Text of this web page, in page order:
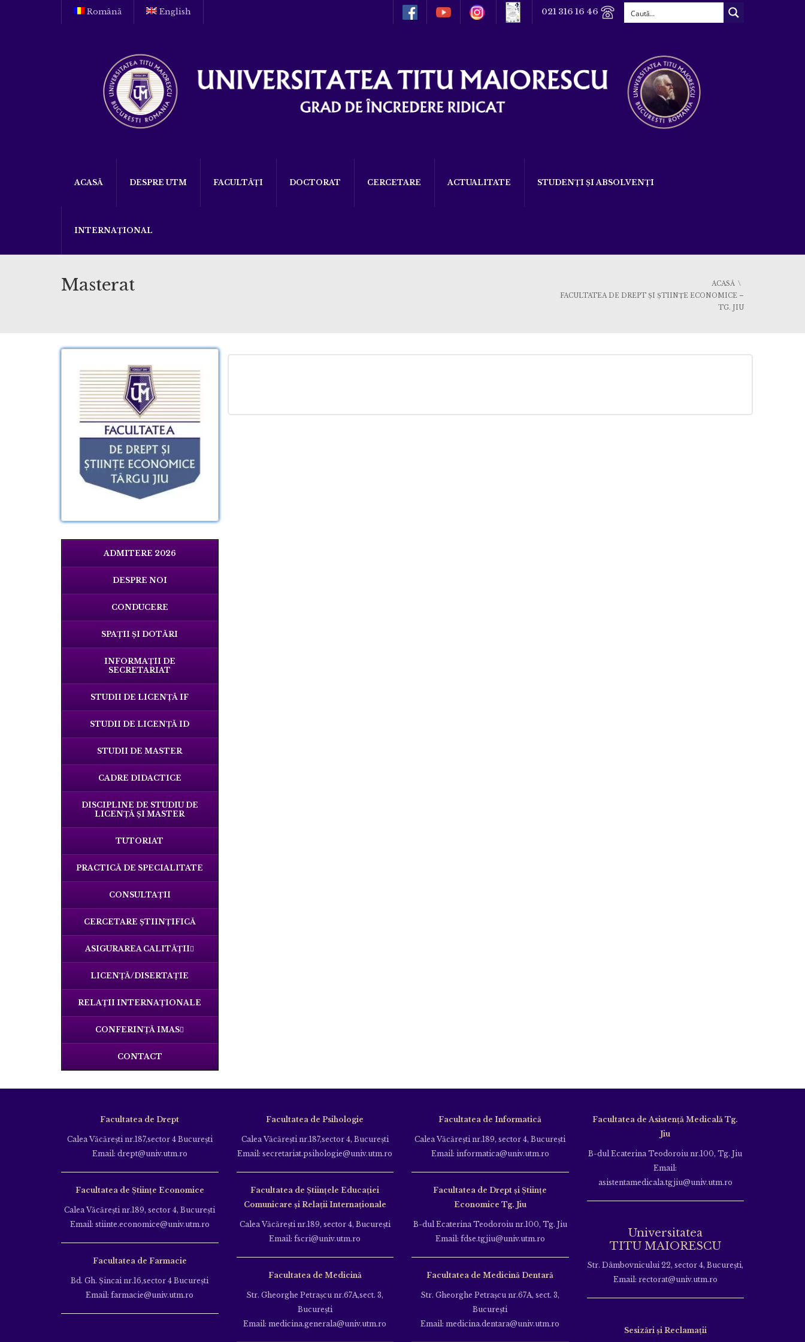
Română English 021 316 16 46
ACASĂ DESPRE UTM FACULTĂȚI DOCTORAT CERCETARE ACTUALITATE STUDENȚI ȘI ABSOLVENȚI
INTERNAȚIONAL
Masterat
ACASĂ
FACULTATEA DE DREPT ȘI ȘTIINȚE ECONOMICE –
TG. JIU
ADMITERE 2026
DESPRE NOI
CONDUCERE
SPAŢII ŞI DOTĂRI
INFORMAŢII DE
SECRETARIAT
STUDII DE LICENȚĂ IF
STUDII DE LICENȚĂ ID
STUDII DE MASTER
CADRE DIDACTICE
DISCIPLINE DE STUDIU DE
LICENȚĂ ȘI MASTER
TUTORIAT
PRACTICĂ DE SPECIALITATE
CONSULTAȚII
CERCETARE ȘTIINȚIFICĂ
ASIGURAREA CALITĂȚII
LICENŢĂ/DISERTAȚIE
RELAȚII INTERNAȚIONALE
CONFERINȚĂ IMAS
CONTACT
Facultatea de Drept
Calea Văcăreşti nr.187,sector 4 Bucureşti
Email: drept@univ.utm.ro
Facultatea de Științe Economice
Calea Văcăreşti nr.189, sector 4, Bucureşti
Email: stiinte.economice@univ.utm.ro
Facultatea de Farmacie
Bd. Gh. Şincai nr.16,sector 4 Bucureşti
Email: farmacie@univ.utm.ro
Facultatea de Psihologie
Calea Văcăreşti nr.187,sector 4, Bucureşti
Email: secretariat.psihologie@univ.utm.ro
Facultatea de Ştiinţele Educației
Comunicare și Relații Internaționale
Calea Văcăreşti nr.189, sector 4, Bucureşti
Email: fscri@univ.utm.ro
Facultatea de Medicină
Str. Gheorghe Petraşcu nr.67A,sect. 3,
Bucureşti
Email: medicina.generala@univ.utm.ro
Facultatea de Informatică
Calea Văcăreşti nr.189, sector 4, Bucureşti
Email: informatica@univ.utm.ro
Facultatea de Drept și Științe
Economice Tg. Jiu
B-dul Ecaterina Teodoroiu nr.100, Tg. Jiu
Email: fdse.tgjiu@univ.utm.ro
Facultatea de Medicină Dentară
Str. Gheorghe Petraşcu nr.67A, sect. 3,
Bucureşti
Email: medicina.dentara@univ.utm.ro
Facultatea de Asistență Medicală Tg.
Jiu
B-dul Ecaterina Teodoroiu nr.100, Tg. Jiu
Email:
asistentamedicala.tgjiu@univ.utm.ro
Universitatea
TITU MAIORESCU
Str. Dâmbovnicului 22, sector 4, București,
Email: rectorat@univ.utm.ro
Sesizări și Reclamații